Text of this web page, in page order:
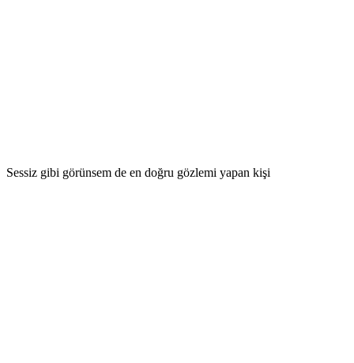
Sessiz gibi görünsem de en doğru gözlemi yapan kişi